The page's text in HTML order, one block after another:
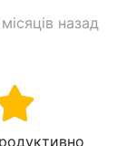
місяців назад